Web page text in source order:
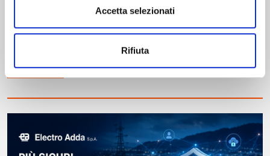
Accetta selezionati
Rifiuta
Innotrans 2026
Leggi tutto